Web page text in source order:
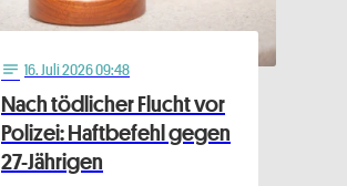
notes 16. Juli 2026 09:48
Nach tödlicher Flucht vor
Polizei: Haftbefehl gegen
27-Jährigen